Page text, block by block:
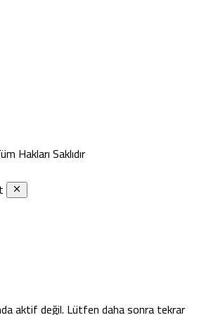
Hakları Saklıdır
aktif değil. Lütfen daha sonra tekrar